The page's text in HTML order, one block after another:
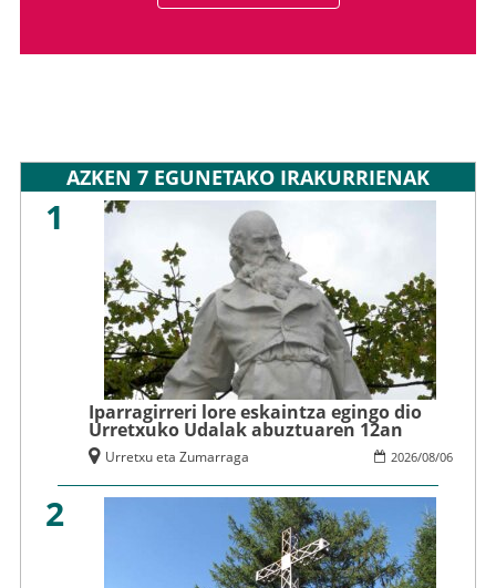
AZKEN 7 EGUNETAKO IRAKURRIENAK
1
Iparragirreri lore eskaintza egingo dio
Urretxuko Udalak abuztuaren 12an
2026/08/06
Urretxu eta Zumarraga
2